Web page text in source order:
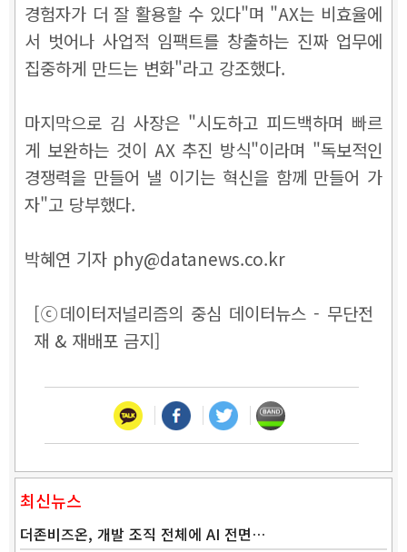
경험자가 더 잘 활용할 수 있다"며 "AX는 비효율에
서 벗어나 사업적 임팩트를 창출하는 진짜 업무에
집중하게 만드는 변화"라고 강조했다.
마지막으로 김 사장은 "시도하고 피드백하며 빠르
게 보완하는 것이 AX 추진 방식"이라며 "독보적인
경쟁력을 만들어 낼 이기는 혁신을 함께 만들어 가
자"고 당부했다.
박혜연 기자 phy@datanews.co.kr
[ⓒ데이터저널리즘의 중심 데이터뉴스 - 무단전
재 & 재배포 금지]
최신뉴스
더존비즈온, 개발 조직 전체에 AI 전면…